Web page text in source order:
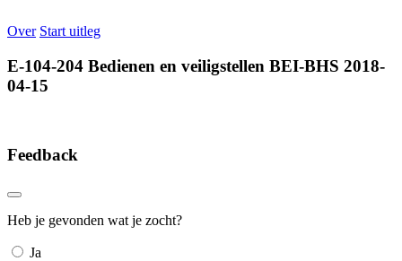
Over Start uitleg
E-104-204 Bedienen en veiligstellen BEI-BHS 2018-
04-15
Feedback
Heb je gevonden wat je zocht?
Ja